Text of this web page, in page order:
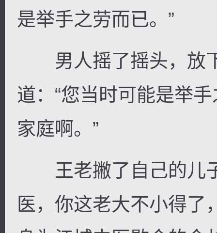
是举手之劳而已。”
男人摇了摇头，放
道：“您当时可能是举
家庭啊。”
王老撇了自己的儿子
医，你这老大不小得了